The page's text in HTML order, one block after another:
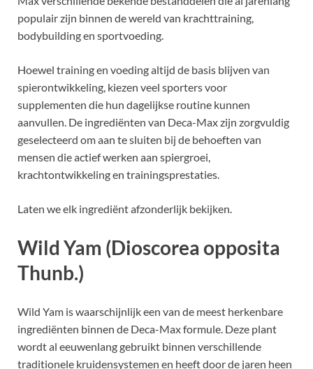
populair zijn binnen de wereld van krachttraining,
bodybuilding en sportvoeding.
Hoewel training en voeding altijd de basis blijven van
spierontwikkeling, kiezen veel sporters voor
supplementen die hun dagelijkse routine kunnen
aanvullen. De ingrediënten van Deca-Max zijn zorgvuldig
geselecteerd om aan te sluiten bij de behoeften van
mensen die actief werken aan spiergroei,
krachtontwikkeling en trainingsprestaties.
Laten we elk ingrediënt afzonderlijk bekijken.
Wild Yam (Dioscorea opposita
Thunb.)
Wild Yam is waarschijnlijk een van de meest herkenbare
ingrediënten binnen de Deca-Max formule. Deze plant
wordt al eeuwenlang gebruikt binnen verschillende
traditionele kruidensystemen en heeft door de jaren heen